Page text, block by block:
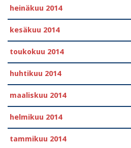
heinäkuu 2014
kesäkuu 2014
toukokuu 2014
huhtikuu 2014
maaliskuu 2014
helmikuu 2014
tammikuu 2014